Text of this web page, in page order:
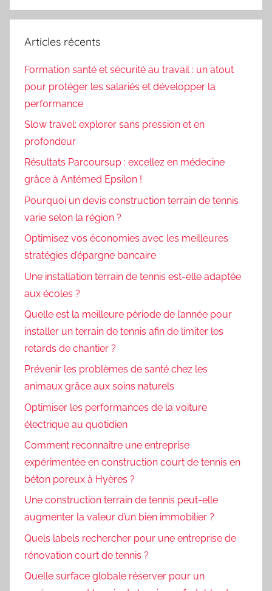
Articles récents
Formation santé et sécurité au travail : un atout
pour protéger les salariés et développer la
performance
Slow travel: explorer sans pression et en
profondeur
Résultats Parcoursup : excellez en médecine
grâce à Antémed Epsilon !
Pourquoi un devis construction terrain de tennis
varie selon la région ?
Optimisez vos économies avec les meilleures
stratégies d’épargne bancaire
Une installation terrain de tennis est-elle adaptée
aux écoles ?
Quelle est la meilleure période de l’année pour
installer un terrain de tennis afin de limiter les
retards de chantier ?
Prévenir les problèmes de santé chez les
animaux grâce aux soins naturels
Optimiser les performances de la voiture
électrique au quotidien
Comment reconnaître une entreprise
expérimentée en construction court de tennis en
béton poreux à Hyères ?
Une construction terrain de tennis peut-elle
augmenter la valeur d’un bien immobilier ?
Quels labels rechercher pour une entreprise de
rénovation court de tennis ?
Quelle surface globale réserver pour un